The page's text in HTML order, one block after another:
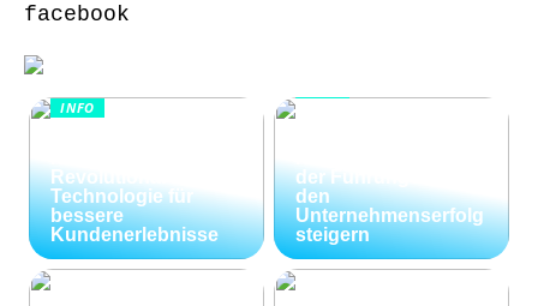
facebook
INFO
Revolutionäre
Technologie für
bessere
Kundenerlebnisse
der Führungskräfte
den
Unternehmenserfolg
steigern